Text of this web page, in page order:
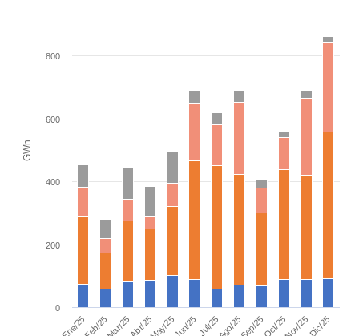
The chart has 1 Y axis displaying GWh. Range: 0 to 1000.
GWh
Ene/25Feb/25Mar/25Abr/25May/25Jun/25Jul/25Ago/25Sep/25Oct/25Nov/25Dic/25
0
200
400
600
800